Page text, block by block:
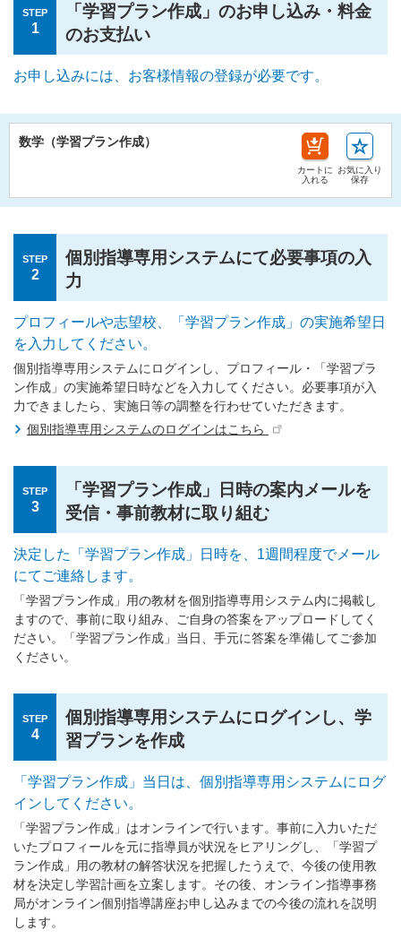
STEP
1
「学習プラン作成」のお申し込み・料金
のお支払い
お申し込みには、お客様情報の登録が必要です。
数学（学習プラン作成）
カートに
入れる
お気に入り
保存
STEP
2
個別指導専用システムにて必要事項の入
力
プロフィールや志望校、「学習プラン作成」の実施希望日
を入力してください。
個別指導専用システムにログインし、プロフィール・「学習プラ
ン作成」の実施希望日時などを入力してください。必要事項が入
力できましたら、実施日等の調整を行わせていただきます。
個別指導専用システムのログインはこちら
STEP
3
「学習プラン作成」日時の案内メールを
受信・事前教材に取り組む
決定した「学習プラン作成」日時を、1週間程度でメール
にてご連絡します。
「学習プラン作成」用の教材を個別指導専用システム内に掲載し
ますので、事前に取り組み、ご自身の答案をアップロードしてく
ださい。「学習プラン作成」当日、手元に答案を準備してご参加
ください。
STEP
4
個別指導専用システムにログインし、学
習プランを作成
「学習プラン作成」当日は、個別指導専用システムにログ
インしてください。
「学習プラン作成」はオンラインで行います。事前に入力いただ
いたプロフィールを元に指導員が状況をヒアリングし、「学習プ
ラン作成」用の教材の解答状況を把握したうえで、今後の使用教
材を決定し学習計画を立案します。その後、オンライン指導事務
局がオンライン個別指導講座お申し込みまでの今後の流れを説明
します。